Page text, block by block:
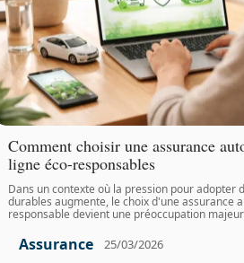
Comment choisir une assurance
ligne éco-responsables
Dans un contexte où la pression pour adopter
durables augmente, le choix d'une assurance
responsable devient une préoccupation
Assurance 25/03/2026